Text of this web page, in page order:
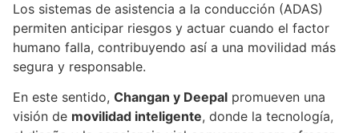
Los sistemas de asistencia a la conducción (ADAS)
permiten anticipar riesgos y actuar cuando el factor
humano falla, contribuyendo así a una movilidad más
segura y responsable.
En este sentido, Changan y Deepal promueven una
visión de movilidad inteligente, donde la tecnología,